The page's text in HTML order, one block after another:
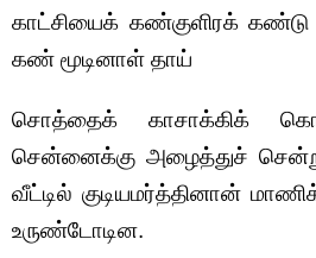
காட்சியைக் கண்குளிரக் கண்டு
கண் மூடினாள் தாய்
சொத்தைக் காசாக்கிக்
சென்னைக்கு அழைத்துச்
வீட்டில் குடியமர்த்தினான்
உருண்டோடின.